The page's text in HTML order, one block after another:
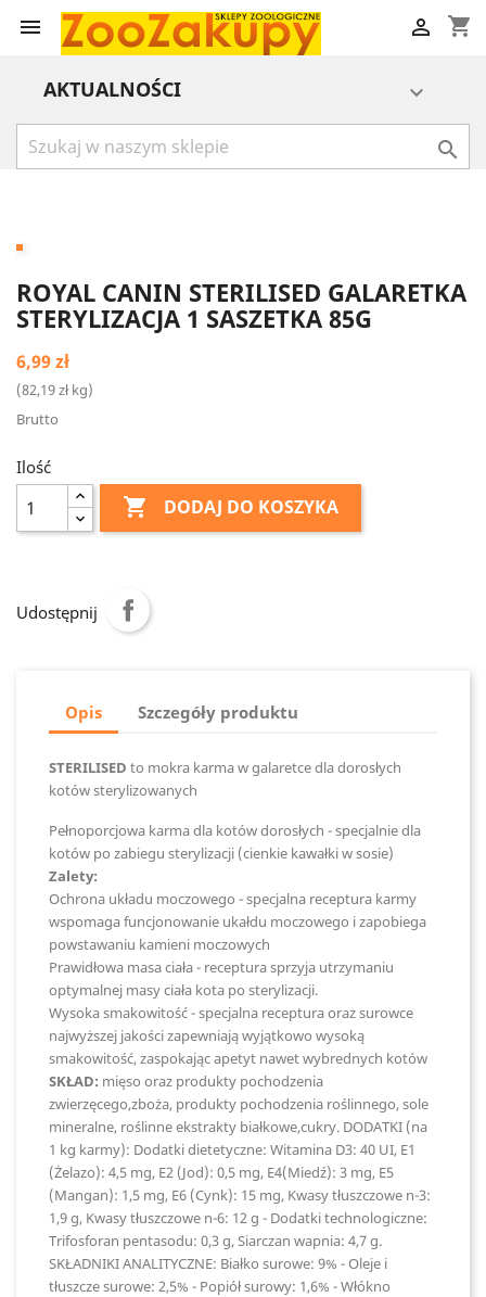
 shopping_cart

AKTUALNOŚCI 

ROYAL CANIN STERILISED GALARETKA
STERYLIZACJA 1 SASZETKA 85G
6,99 zł
(82,19 zł kg)
Brutto
Ilość
 DODAJ DO KOSZYKA
Udostępnij
Opis Szczegóły produktu
STERILISED to mokra karma w galaretce dla dorosłych
kotów sterylizowanych
Pełnoporcjowa karma dla kotów dorosłych - specjalnie dla
kotów po zabiegu sterylizacji (cienkie kawałki w sosie)
Zalety:
Ochrona układu moczowego - specjalna receptura karmy
wspomaga funcjonowanie ukałdu moczowego i zapobiega
powstawaniu kamieni moczowych
Prawidłowa masa ciała - receptura sprzyja utrzymaniu
optymalnej masy ciała kota po sterylizacji.
Wysoka smakowitość - specjalna receptura oraz surowce
najwyższej jakości zapewniają wyjątkowo wysoką
smakowitość, zaspokając apetyt nawet wybrednych kotów
SKŁAD: mięso oraz produkty pochodzenia
zwierzęcego,zboża, produkty pochodzenia roślinnego, sole
mineralne, roślinne ekstrakty białkowe,cukry. DODATKI (na
1 kg karmy): Dodatki dietetyczne: Witamina D3: 40 UI, E1
(Żelazo): 4,5 mg, E2 (Jod): 0,5 mg, E4(Miedź): 3 mg, E5
(Mangan): 1,5 mg, E6 (Cynk): 15 mg, Kwasy tłuszczowe n-3:
1,9 g, Kwasy tłuszczowe n-6: 12 g - Dodatki technologiczne:
Trifosforan pentasodu: 0,3 g, Siarczan wapnia: 4,7 g.
SKŁADNIKI ANALITYCZNE: Białko surowe: 9% - Oleje i
tłuszcze surowe: 2,5% - Popiół surowy: 1,6% - Włókno